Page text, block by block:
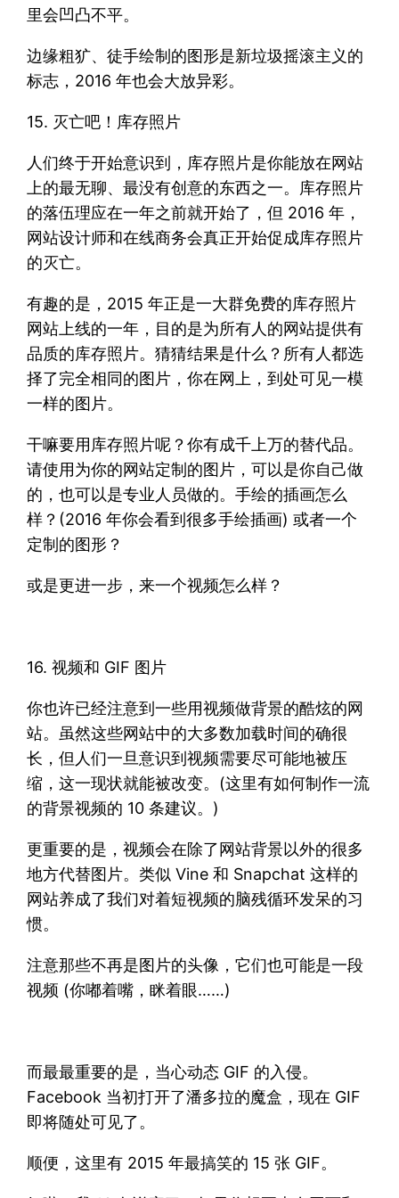
里会凹凸不平。
边缘粗犷、徒手绘制的图形是新垃圾摇滚主义的
标志，2016 年也会大放异彩。
15. 灭亡吧！库存照片
人们终于开始意识到，库存照片是你能放在网站
上的最无聊、最没有创意的东西之一。库存照片
的落伍理应在一年之前就开始了，但 2016 年，
网站设计师和在线商务会真正开始促成库存照片
的灭亡。
有趣的是，2015 年正是一大群免费的库存照片
网站上线的一年，目的是为所有人的网站提供有
品质的库存照片。猜猜结果是什么？所有人都选
择了完全相同的图片，你在网上，到处可见一模
一样的图片。
干嘛要用库存照片呢？你有成千上万的替代品。
请使用为你的网站定制的图片，可以是你自己做
的，也可以是专业人员做的。手绘的插画怎么
样？(2016 年你会看到很多手绘插画) 或者一个
定制的图形？
或是更进一步，来一个视频怎么样？
16. 视频和 GIF 图片
你也许已经注意到一些用视频做背景的酷炫的网
站。虽然这些网站中的大多数加载时间的确很
长，但人们一旦意识到视频需要尽可能地被压
缩，这一现状就能被改变。(这里有如何制作一流
的背景视频的 10 条建议。)
更重要的是，视频会在除了网站背景以外的很多
地方代替图片。类似 Vine 和 Snapchat 这样的
网站养成了我们对着短视频的脑残循环发呆的习
惯。
注意那些不再是图片的头像，它们也可能是一段
视频 (你嘟着嘴，眯着眼……)
而最最重要的是，当心动态 GIF 的入侵。
Facebook 当初打开了潘多拉的魔盒，现在 GIF
即将随处可见了。
顺便，这里有 2015 年最搞笑的 15 张 GIF。